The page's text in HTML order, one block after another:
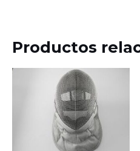
Productos